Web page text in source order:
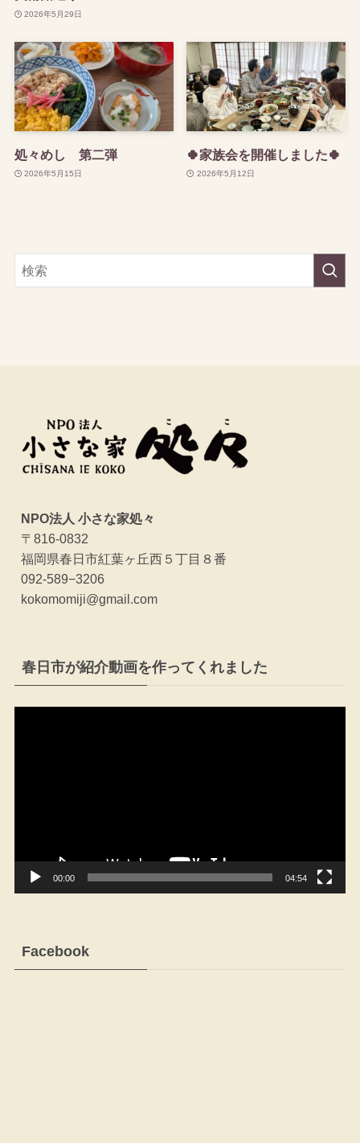
2026年5月29日
処々めし 第二弾
2026年5月15日
🍀家族会を開催しました🍀
2026年5月12日
NPO法人 小さな家処々
〒816-0832
福岡県春日市紅葉ヶ丘西５丁目８番
092-589−3206
kokomomiji@gmail.com
春日市が紹介動画を作ってくれました
00:00 04:54
Facebook